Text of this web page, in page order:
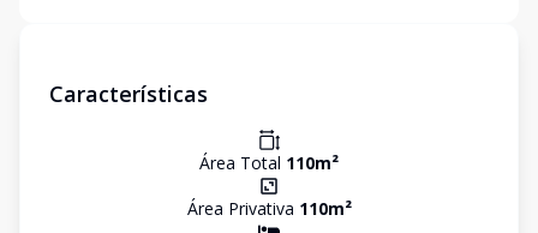
Características
Área Total 110m²
Área Privativa 110m²